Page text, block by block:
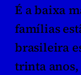
É a baixa
famílias
brasileira
trinta anos,